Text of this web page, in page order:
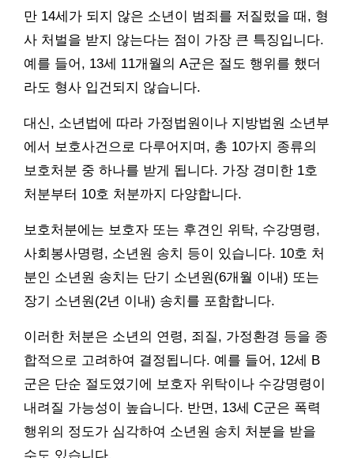
만 14세가 되지 않은 소년이 범죄를 저질렀을 때, 형
사 처벌을 받지 않는다는 점이 가장 큰 특징입니다.
예를 들어, 13세 11개월의 A군은 절도 행위를 했더
라도 형사 입건되지 않습니다.
대신, 소년법에 따라 가정법원이나 지방법원 소년부
에서 보호사건으로 다루어지며, 총 10가지 종류의
보호처분 중 하나를 받게 됩니다. 가장 경미한 1호
처분부터 10호 처분까지 다양합니다.
보호처분에는 보호자 또는 후견인 위탁, 수강명령,
사회봉사명령, 소년원 송치 등이 있습니다. 10호 처
분인 소년원 송치는 단기 소년원(6개월 이내) 또는
장기 소년원(2년 이내) 송치를 포함합니다.
이러한 처분은 소년의 연령, 죄질, 가정환경 등을 종
합적으로 고려하여 결정됩니다. 예를 들어, 12세 B
군은 단순 절도였기에 보호자 위탁이나 수강명령이
내려질 가능성이 높습니다. 반면, 13세 C군은 폭력
행위의 정도가 심각하여 소년원 송치 처분을 받을